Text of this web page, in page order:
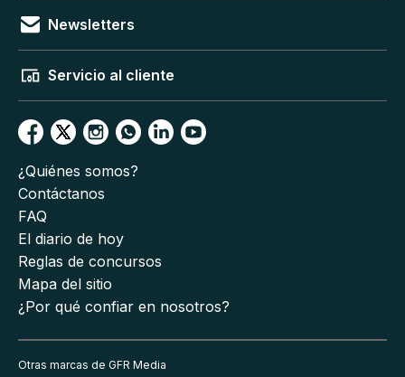
Newsletters
Servicio al cliente
¿Quiénes somos?
Contáctanos
FAQ
El diario de hoy
Reglas de concursos
Mapa del sitio
¿Por qué confiar en nosotros?
Otras marcas de GFR Media